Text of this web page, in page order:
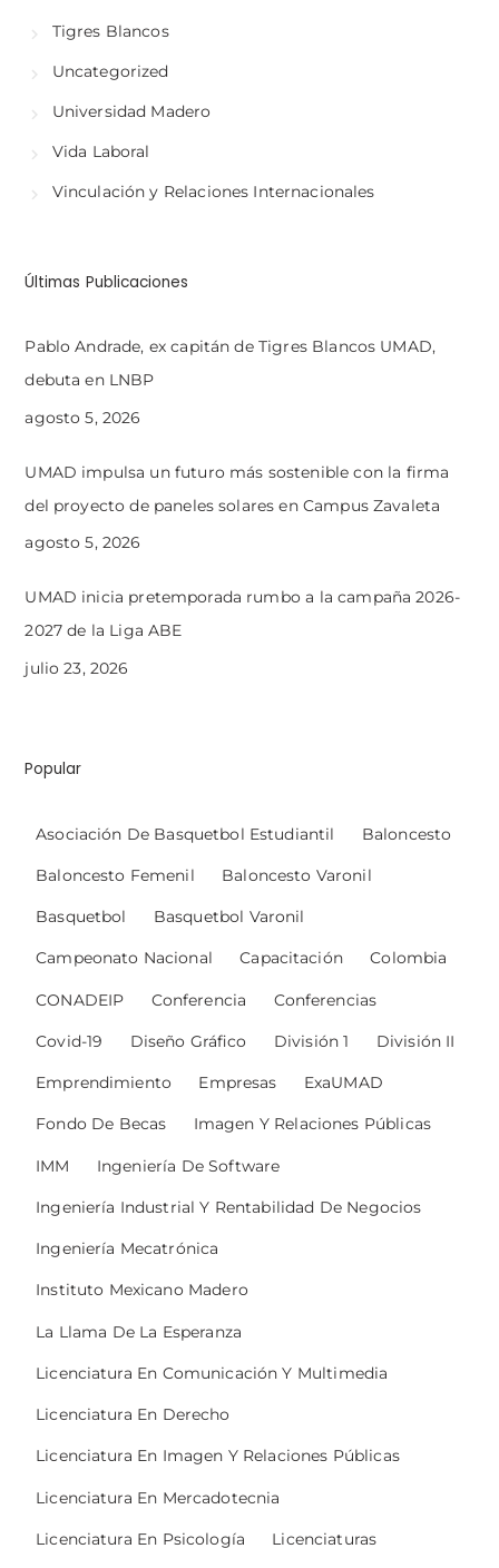
Tigres Blancos
Uncategorized
Universidad Madero
Vida Laboral
Vinculación y Relaciones Internacionales
Últimas Publicaciones
Pablo Andrade, ex capitán de Tigres Blancos UMAD,
debuta en LNBP
agosto 5, 2026
UMAD impulsa un futuro más sostenible con la firma
del proyecto de paneles solares en Campus Zavaleta
agosto 5, 2026
UMAD inicia pretemporada rumbo a la campaña 2026-
2027 de la Liga ABE
julio 23, 2026
Popular
Asociación De Basquetbol Estudiantil Baloncesto
Baloncesto Femenil Baloncesto Varonil
Basquetbol Basquetbol Varonil
Campeonato Nacional Capacitación Colombia
CONADEIP Conferencia Conferencias
Covid-19 Diseño Gráfico División 1 División II
Emprendimiento Empresas ExaUMAD
Fondo De Becas Imagen Y Relaciones Públicas
IMM Ingeniería De Software
Ingeniería Industrial Y Rentabilidad De Negocios
Ingeniería Mecatrónica
Instituto Mexicano Madero
La Llama De La Esperanza
Licenciatura En Comunicación Y Multimedia
Licenciatura En Derecho
Licenciatura En Imagen Y Relaciones Públicas
Licenciatura En Mercadotecnia
Licenciatura En Psicología Licenciaturas